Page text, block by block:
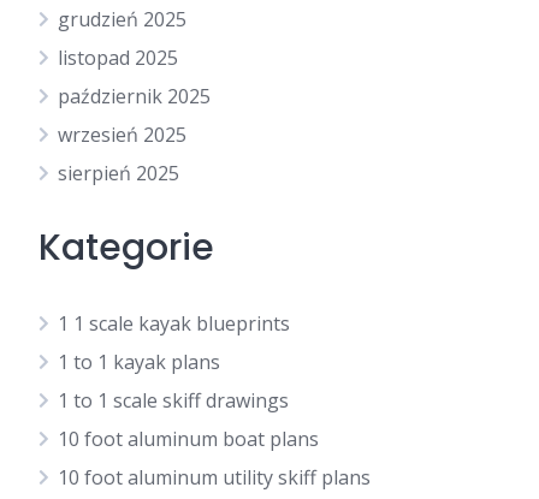
grudzień 2025
listopad 2025
październik 2025
wrzesień 2025
sierpień 2025
Kategorie
1 1 scale kayak blueprints
1 to 1 kayak plans
1 to 1 scale skiff drawings
10 foot aluminum boat plans
10 foot aluminum utility skiff plans